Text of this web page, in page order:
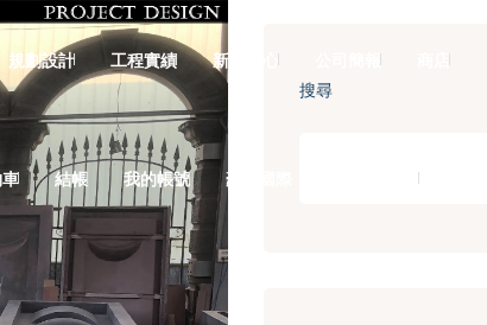
規劃設計 工程實績 新聞中心 公司簡報 商店
結帳 我的帳號 豪門國際 ｜ 50週年里程碑
搜尋